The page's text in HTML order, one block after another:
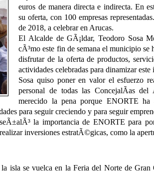
euros de manera directa e indirecta. En
su oferta, con 100 empresas
de 2018, a celebrar en Arucas.
El Alcalde de GÃ¡ldar, Teodoro Sosa
cÃ³mo este fin de semana el municipio
disfrutar de la oferta de productos,
actividades celebradas para dinamizar
Sosa quiso poner en valor el esfuerzo
personal de todas las ConcejalÃ­as
merecido la pena porque ENORTE
para seguir creciendo y para seguir
la importancia de ENORTE para
inversiones estratÃ©gicas, como la
isla se vuelca en la Feria del Norte de